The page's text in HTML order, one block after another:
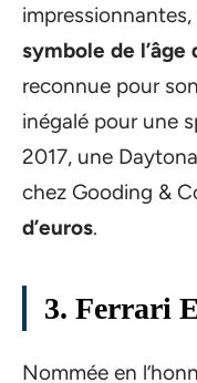
symbole de l’âge
reconnue pour
inégalé pour une
2017, une
chez Gooding &
d’euros.
3. Ferrari
Nommée en